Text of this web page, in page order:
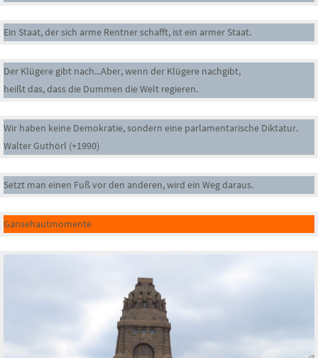
Ein Staat, der sich arme Rentner schafft, ist ein armer Staat.
Der Klügere gibt nach...Aber, wenn der Klügere nachgibt,
heißt das, dass die Dummen die Welt regieren.
Wir haben keine Demokratie, sondern eine parlamentarische Diktatur.
Walter Guthörl (+1990)
Setzt man einen Fuß vor den anderen, wird ein Weg daraus.
Gänsehautmomente